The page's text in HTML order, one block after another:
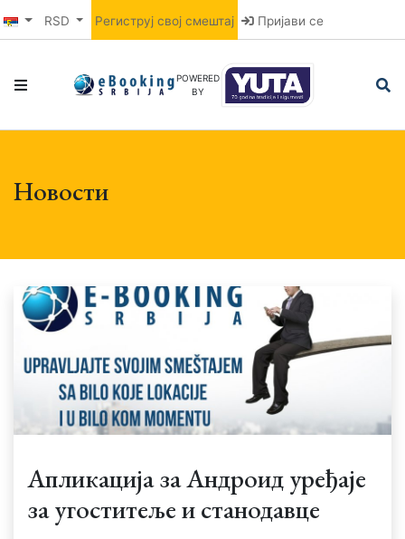
RSD Региструј свој смештај Пријави се
POWERED
BY
Новости
Апликација за Андроид уређаје
за угоститеље и станодавце